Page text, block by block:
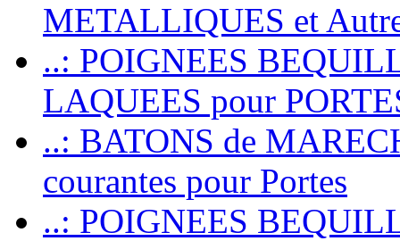
METALLIQUES et
..: POIGNEES
LAQUEES pour
..: BATONS de
courantes pour Portes
..: POIGNEES